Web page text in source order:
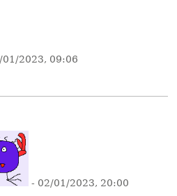
01/2023, 09:06
- 02/01/2023, 20:00